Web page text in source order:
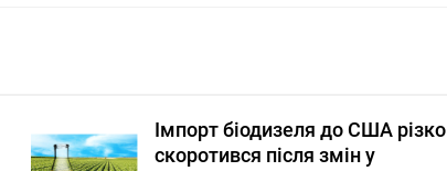
Імпорт біодизеля до США різко
скоротився після змін у